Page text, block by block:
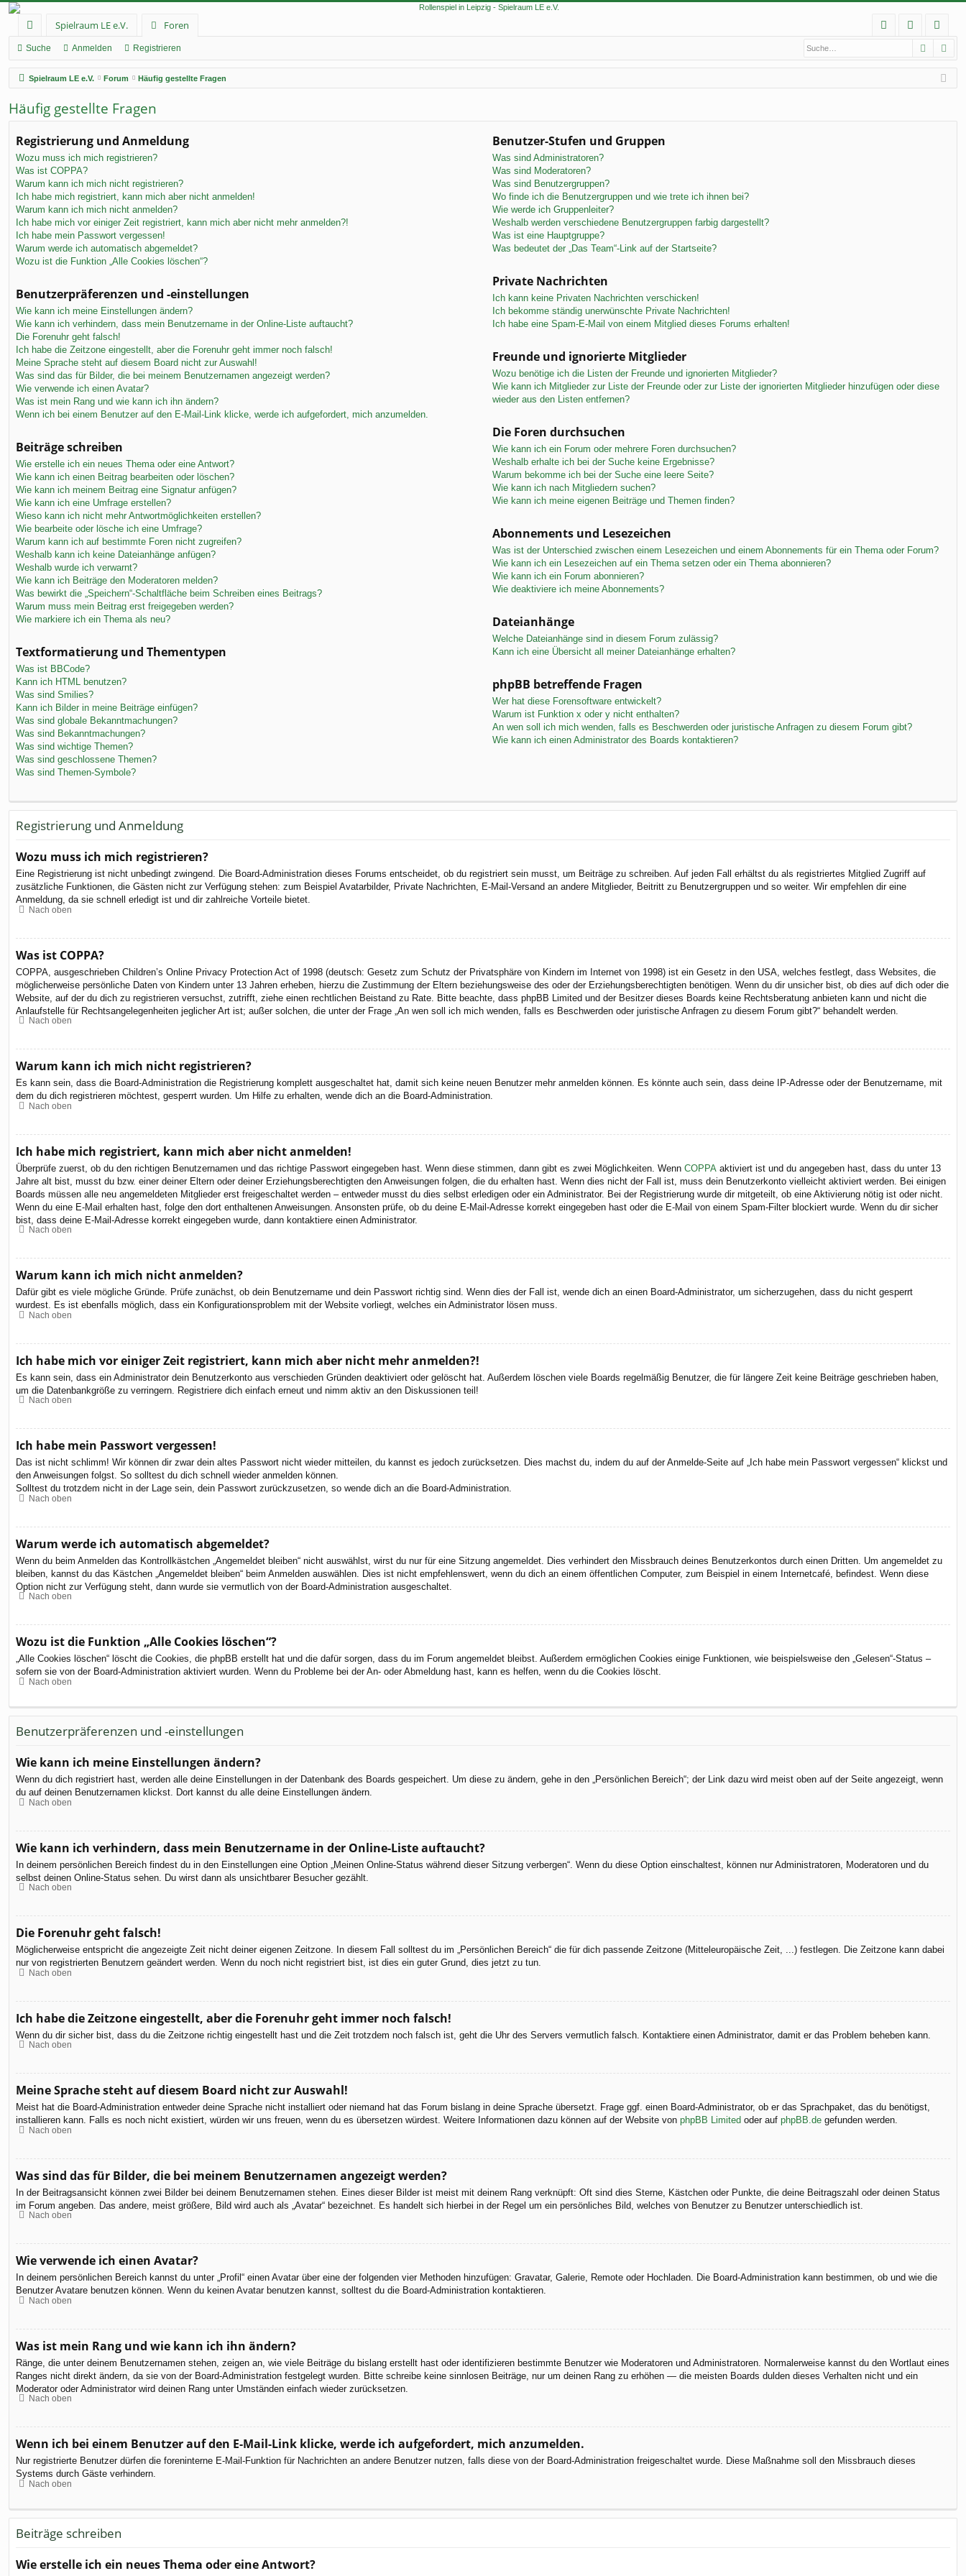
ch
ne
llz
ug
rif
f
Spielraum LE e.V.
Foren
Q
m
el
eg
ist
rie
Suche Anmelden Registrieren Suche
Spielraum LE e.V. Forum Häufig gestellte Fragen
Häufig gestellte Fragen
Registrierung und Anmeldung
Wozu muss ich mich registrieren?
Was ist COPPA?
Warum kann ich mich nicht registrieren?
Ich habe mich registriert, kann mich aber nicht anmelden!
Warum kann ich mich nicht anmelden?
Ich habe mich vor einiger Zeit registriert, kann mich aber nicht mehr anmelden?!
Ich habe mein Passwort vergessen!
Warum werde ich automatisch abgemeldet?
Wozu ist die Funktion „Alle Cookies löschen“?
Benutzerpräferenzen und -einstellungen
Wie kann ich meine Einstellungen ändern?
Wie kann ich verhindern, dass mein Benutzername in der Online-Liste auftaucht?
Die Forenuhr geht falsch!
Ich habe die Zeitzone eingestellt, aber die Forenuhr geht immer noch falsch!
Meine Sprache steht auf diesem Board nicht zur Auswahl!
Was sind das für Bilder, die bei meinem Benutzernamen angezeigt werden?
Wie verwende ich einen Avatar?
Was ist mein Rang und wie kann ich ihn ändern?
Wenn ich bei einem Benutzer auf den E-Mail-Link klicke, werde ich aufgefordert, mich anzumelden.
Beiträge schreiben
Wie erstelle ich ein neues Thema oder eine Antwort?
Wie kann ich einen Beitrag bearbeiten oder löschen?
Wie kann ich meinem Beitrag eine Signatur anfügen?
Wie kann ich eine Umfrage erstellen?
Wieso kann ich nicht mehr Antwortmöglichkeiten erstellen?
Wie bearbeite oder lösche ich eine Umfrage?
Warum kann ich auf bestimmte Foren nicht zugreifen?
Weshalb kann ich keine Dateianhänge anfügen?
Weshalb wurde ich verwarnt?
Wie kann ich Beiträge den Moderatoren melden?
Was bewirkt die „Speichern“-Schaltfläche beim Schreiben eines Beitrags?
Warum muss mein Beitrag erst freigegeben werden?
Wie markiere ich ein Thema als neu?
Textformatierung und Thementypen
Was ist BBCode?
Kann ich HTML benutzen?
Was sind Smilies?
Kann ich Bilder in meine Beiträge einfügen?
Was sind globale Bekanntmachungen?
Was sind Bekanntmachungen?
Was sind wichtige Themen?
Was sind geschlossene Themen?
Was sind Themen-Symbole?
Benutzer-Stufen und Gruppen
Was sind Administratoren?
Was sind Moderatoren?
Was sind Benutzergruppen?
Wo finde ich die Benutzergruppen und wie trete ich ihnen bei?
Wie werde ich Gruppenleiter?
Weshalb werden verschiedene Benutzergruppen farbig dargestellt?
Was ist eine Hauptgruppe?
Was bedeutet der „Das Team“-Link auf der Startseite?
Private Nachrichten
Ich kann keine Privaten Nachrichten verschicken!
Ich bekomme ständig unerwünschte Private Nachrichten!
Ich habe eine Spam-E-Mail von einem Mitglied dieses Forums erhalten!
Freunde und ignorierte Mitglieder
Wozu benötige ich die Listen der Freunde und ignorierten Mitglieder?
Wie kann ich Mitglieder zur Liste der Freunde oder zur Liste der ignorierten Mitglieder hinzufügen oder diese
wieder aus den Listen entfernen?
Die Foren durchsuchen
Wie kann ich ein Forum oder mehrere Foren durchsuchen?
Weshalb erhalte ich bei der Suche keine Ergebnisse?
Warum bekomme ich bei der Suche eine leere Seite?
Wie kann ich nach Mitgliedern suchen?
Wie kann ich meine eigenen Beiträge und Themen finden?
Abonnements und Lesezeichen
Was ist der Unterschied zwischen einem Lesezeichen und einem Abonnements für ein Thema oder Forum?
Wie kann ich ein Lesezeichen auf ein Thema setzen oder ein Thema abonnieren?
Wie kann ich ein Forum abonnieren?
Wie deaktiviere ich meine Abonnements?
Dateianhänge
Welche Dateianhänge sind in diesem Forum zulässig?
Kann ich eine Übersicht all meiner Dateianhänge erhalten?
phpBB betreffende Fragen
Wer hat diese Forensoftware entwickelt?
Warum ist Funktion x oder y nicht enthalten?
An wen soll ich mich wenden, falls es Beschwerden oder juristische Anfragen zu diesem Forum gibt?
Wie kann ich einen Administrator des Boards kontaktieren?
Registrierung und Anmeldung
Wozu muss ich mich registrieren?
Eine Registrierung ist nicht unbedingt zwingend. Die Board-Administration dieses Forums entscheidet, ob du registriert sein musst, um Beiträge zu schreiben. Auf jeden Fall erhältst du als registriertes Mitglied Zugriff auf
zusätzliche Funktionen, die Gästen nicht zur Verfügung stehen: zum Beispiel Avatarbilder, Private Nachrichten, E-Mail-Versand an andere Mitglieder, Beitritt zu Benutzergruppen und so weiter. Wir empfehlen dir eine
Anmeldung, da sie schnell erledigt ist und dir zahlreiche Vorteile bietet.
Nach oben
Was ist COPPA?
COPPA, ausgeschrieben Children’s Online Privacy Protection Act of 1998 (deutsch: Gesetz zum Schutz der Privatsphäre von Kindern im Internet von 1998) ist ein Gesetz in den USA, welches festlegt, dass Websites, die
möglicherweise persönliche Daten von Kindern unter 13 Jahren erheben, hierzu die Zustimmung der Eltern beziehungsweise des oder der Erziehungsberechtigten benötigen. Wenn du dir unsicher bist, ob dies auf dich oder die
Website, auf der du dich zu registrieren versuchst, zutrifft, ziehe einen rechtlichen Beistand zu Rate. Bitte beachte, dass phpBB Limited und der Besitzer dieses Boards keine Rechtsberatung anbieten kann und nicht die
Anlaufstelle für Rechtsangelegenheiten jeglicher Art ist; außer solchen, die unter der Frage „An wen soll ich mich wenden, falls es Beschwerden oder juristische Anfragen zu diesem Forum gibt?“ behandelt werden.
Nach oben
Warum kann ich mich nicht registrieren?
Es kann sein, dass die Board-Administration die Registrierung komplett ausgeschaltet hat, damit sich keine neuen Benutzer mehr anmelden können. Es könnte auch sein, dass deine IP-Adresse oder der Benutzername, mit
dem du dich registrieren möchtest, gesperrt wurden. Um Hilfe zu erhalten, wende dich an die Board-Administration.
Nach oben
Ich habe mich registriert, kann mich aber nicht anmelden!
Überprüfe zuerst, ob du den richtigen Benutzernamen und das richtige Passwort eingegeben hast. Wenn diese stimmen, dann gibt es zwei Möglichkeiten. Wenn COPPA aktiviert ist und du angegeben hast, dass du unter 13
Jahre alt bist, musst du bzw. einer deiner Eltern oder deiner Erziehungsberechtigten den Anweisungen folgen, die du erhalten hast. Wenn dies nicht der Fall ist, muss dein Benutzerkonto vielleicht aktiviert werden. Bei einigen
Boards müssen alle neu angemeldeten Mitglieder erst freigeschaltet werden – entweder musst du dies selbst erledigen oder ein Administrator. Bei der Registrierung wurde dir mitgeteilt, ob eine Aktivierung nötig ist oder nicht.
Wenn du eine E-Mail erhalten hast, folge den dort enthaltenen Anweisungen. Ansonsten prüfe, ob du deine E-Mail-Adresse korrekt eingegeben hast oder die E-Mail von einem Spam-Filter blockiert wurde. Wenn du dir sicher
bist, dass deine E-Mail-Adresse korrekt eingegeben wurde, dann kontaktiere einen Administrator.
Nach oben
Warum kann ich mich nicht anmelden?
Dafür gibt es viele mögliche Gründe. Prüfe zunächst, ob dein Benutzername und dein Passwort richtig sind. Wenn dies der Fall ist, wende dich an einen Board-Administrator, um sicherzugehen, dass du nicht gesperrt
wurdest. Es ist ebenfalls möglich, dass ein Konfigurationsproblem mit der Website vorliegt, welches ein Administrator lösen muss.
Nach oben
Ich habe mich vor einiger Zeit registriert, kann mich aber nicht mehr anmelden?!
Es kann sein, dass ein Administrator dein Benutzerkonto aus verschieden Gründen deaktiviert oder gelöscht hat. Außerdem löschen viele Boards regelmäßig Benutzer, die für längere Zeit keine Beiträge geschrieben haben,
um die Datenbankgröße zu verringern. Registriere dich einfach erneut und nimm aktiv an den Diskussionen teil!
Nach oben
Ich habe mein Passwort vergessen!
Das ist nicht schlimm! Wir können dir zwar dein altes Passwort nicht wieder mitteilen, du kannst es jedoch zurücksetzen. Dies machst du, indem du auf der Anmelde-Seite auf „Ich habe mein Passwort vergessen“ klickst und
den Anweisungen folgst. So solltest du dich schnell wieder anmelden können.
Solltest du trotzdem nicht in der Lage sein, dein Passwort zurückzusetzen, so wende dich an die Board-Administration.
Nach oben
Warum werde ich automatisch abgemeldet?
Wenn du beim Anmelden das Kontrollkästchen „Angemeldet bleiben“ nicht auswählst, wirst du nur für eine Sitzung angemeldet. Dies verhindert den Missbrauch deines Benutzerkontos durch einen Dritten. Um angemeldet zu
bleiben, kannst du das Kästchen „Angemeldet bleiben“ beim Anmelden auswählen. Dies ist nicht empfehlenswert, wenn du dich an einem öffentlichen Computer, zum Beispiel in einem Internetcafé, befindest. Wenn diese
Option nicht zur Verfügung steht, dann wurde sie vermutlich von der Board-Administration ausgeschaltet.
Nach oben
Wozu ist die Funktion „Alle Cookies löschen“?
„Alle Cookies löschen“ löscht die Cookies, die phpBB erstellt hat und die dafür sorgen, dass du im Forum angemeldet bleibst. Außerdem ermöglichen Cookies einige Funktionen, wie beispielsweise den „Gelesen“-Status –
sofern sie von der Board-Administration aktiviert wurden. Wenn du Probleme bei der An- oder Abmeldung hast, kann es helfen, wenn du die Cookies löscht.
Nach oben
Benutzerpräferenzen und -einstellungen
Wie kann ich meine Einstellungen ändern?
Wenn du dich registriert hast, werden alle deine Einstellungen in der Datenbank des Boards gespeichert. Um diese zu ändern, gehe in den „Persönlichen Bereich“; der Link dazu wird meist oben auf der Seite angezeigt, wenn
du auf deinen Benutzernamen klickst. Dort kannst du alle deine Einstellungen ändern.
Nach oben
Wie kann ich verhindern, dass mein Benutzername in der Online-Liste auftaucht?
In deinem persönlichen Bereich findest du in den Einstellungen eine Option „Meinen Online-Status während dieser Sitzung verbergen“. Wenn du diese Option einschaltest, können nur Administratoren, Moderatoren und du
selbst deinen Online-Status sehen. Du wirst dann als unsichtbarer Besucher gezählt.
Nach oben
Die Forenuhr geht falsch!
Möglicherweise entspricht die angezeigte Zeit nicht deiner eigenen Zeitzone. In diesem Fall solltest du im „Persönlichen Bereich“ die für dich passende Zeitzone (Mitteleuropäische Zeit, ...) festlegen. Die Zeitzone kann dabei
nur von registrierten Benutzern geändert werden. Wenn du noch nicht registriert bist, ist dies ein guter Grund, dies jetzt zu tun.
Nach oben
Ich habe die Zeitzone eingestellt, aber die Forenuhr geht immer noch falsch!
Wenn du dir sicher bist, dass du die Zeitzone richtig eingestellt hast und die Zeit trotzdem noch falsch ist, geht die Uhr des Servers vermutlich falsch. Kontaktiere einen Administrator, damit er das Problem beheben kann.
Nach oben
Meine Sprache steht auf diesem Board nicht zur Auswahl!
Meist hat die Board-Administration entweder deine Sprache nicht installiert oder niemand hat das Forum bislang in deine Sprache übersetzt. Frage ggf. einen Board-Administrator, ob er das Sprachpaket, das du benötigst,
installieren kann. Falls es noch nicht existiert, würden wir uns freuen, wenn du es übersetzen würdest. Weitere Informationen dazu können auf der Website von phpBB Limited oder auf phpBB.de gefunden werden.
Nach oben
Was sind das für Bilder, die bei meinem Benutzernamen angezeigt werden?
In der Beitragsansicht können zwei Bilder bei deinem Benutzernamen stehen. Eines dieser Bilder ist meist mit deinem Rang verknüpft: Oft sind dies Sterne, Kästchen oder Punkte, die deine Beitragszahl oder deinen Status
im Forum angeben. Das andere, meist größere, Bild wird auch als „Avatar“ bezeichnet. Es handelt sich hierbei in der Regel um ein persönliches Bild, welches von Benutzer zu Benutzer unterschiedlich ist.
Nach oben
Wie verwende ich einen Avatar?
In deinem persönlichen Bereich kannst du unter „Profil“ einen Avatar über eine der folgenden vier Methoden hinzufügen: Gravatar, Galerie, Remote oder Hochladen. Die Board-Administration kann bestimmen, ob und wie die
Benutzer Avatare benutzen können. Wenn du keinen Avatar benutzen kannst, solltest du die Board-Administration kontaktieren.
Nach oben
Was ist mein Rang und wie kann ich ihn ändern?
Ränge, die unter deinem Benutzernamen stehen, zeigen an, wie viele Beiträge du bislang erstellt hast oder identifizieren bestimmte Benutzer wie Moderatoren und Administratoren. Normalerweise kannst du den Wortlaut eines
Ranges nicht direkt ändern, da sie von der Board-Administration festgelegt wurden. Bitte schreibe keine sinnlosen Beiträge, nur um deinen Rang zu erhöhen — die meisten Boards dulden dieses Verhalten nicht und ein
Moderator oder Administrator wird deinen Rang unter Umständen einfach wieder zurücksetzen.
Nach oben
Wenn ich bei einem Benutzer auf den E-Mail-Link klicke, werde ich aufgefordert, mich anzumelden.
Nur registrierte Benutzer dürfen die foreninterne E-Mail-Funktion für Nachrichten an andere Benutzer nutzen, falls diese von der Board-Administration freigeschaltet wurde. Diese Maßnahme soll den Missbrauch dieses
Systems durch Gäste verhindern.
Nach oben
Beiträge schreiben
Wie erstelle ich ein neues Thema oder eine Antwort?